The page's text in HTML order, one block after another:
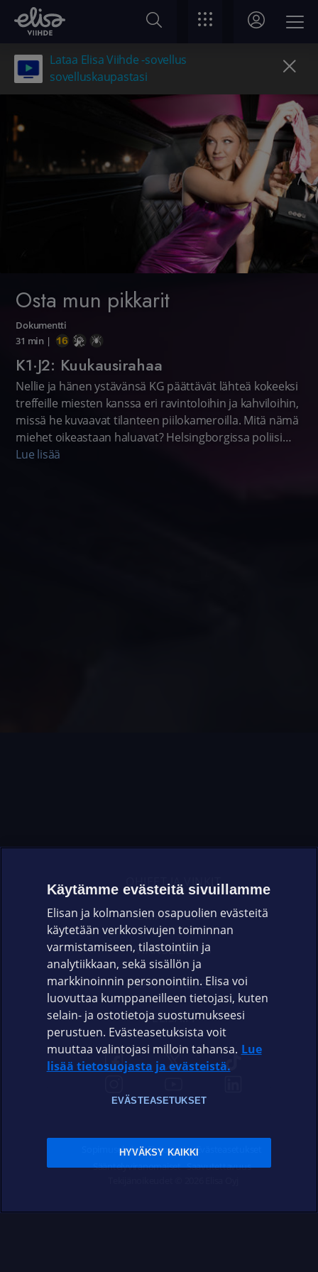
Lataa Elisa Viihde -sovellus
sovelluskaupastasi
Osta mun pikkarit
Dokumentti
31 min|
K1·J2: Kuukausirahaa
Nellie ja hänen ystävänsä KG päättävät lähteä kokeeksi
treffeille miesten kanssa eri ravintoloihin ja kahviloihin,
missä he kuvaavat tilanteen piilokameroilla. Mitä nämä
miehet oikeastaan haluavat? Helsingborgissa poliisi
aikoo tehdä kotietsintöjä useiden seksinostajien
Lue lisää
OHJEET JA VINKIT
OMAYHTEISÖ
VIANSELVITYS
ASIAKASPALVELU
ELISA.FI
Sopimusehdot Tietosuoja Evästeasetukset
Sääntelyviranomaiset Saavutettavuus
Käytämme evästeitä sivuillamme
Elisan ja kolmansien osapuolien evästeitä
käytetään verkkosivujen toiminnan
varmistamiseen, tilastointiin ja
analytiikkaan, sekä sisällön ja
markkinoinnin personointiin. Elisa voi
luovuttaa kumppaneilleen tietojasi, kuten
selain- ja ostotietoja suostumukseesi
perustuen. Evästeasetuksista voit
muuttaa valintojasi milloin tahansa. Lue
lisää tietosuojasta ja evästeistä.
EVÄSTEASETUKSET
HYVÄKSY KAIKKI